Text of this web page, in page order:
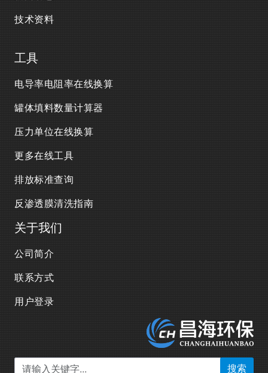
技术资料
工具
电导率电阻率在线换算
罐体填料数量计算器
压力单位在线换算
更多在线工具
排放标准查询
反渗透膜清洗指南
关于我们
公司简介
联系方式
用户登录
搜索